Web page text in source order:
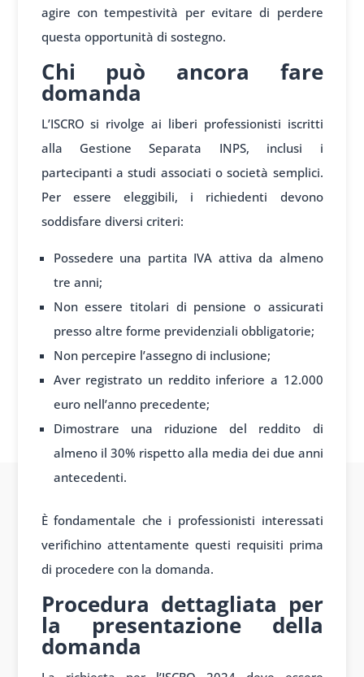
agire con tempestività per evitare di perdere
questa opportunità di sostegno.
Chi può ancora fare
domanda
L’ISCRO si rivolge ai liberi professionisti iscritti
alla Gestione Separata INPS, inclusi i
partecipanti a studi associati o società semplici.
Per essere eleggibili, i richiedenti devono
soddisfare diversi criteri:
Possedere una partita IVA attiva da almeno
tre anni;
Non essere titolari di pensione o assicurati
presso altre forme previdenziali obbligatorie;
Non percepire l’assegno di inclusione;
Aver registrato un reddito inferiore a 12.000
euro nell’anno precedente;
Dimostrare una riduzione del reddito di
almeno il 30% rispetto alla media dei due anni
antecedenti.
È fondamentale che i professionisti interessati
verifichino attentamente questi requisiti prima
di procedere con la domanda.
Procedura dettagliata per
la presentazione della
domanda